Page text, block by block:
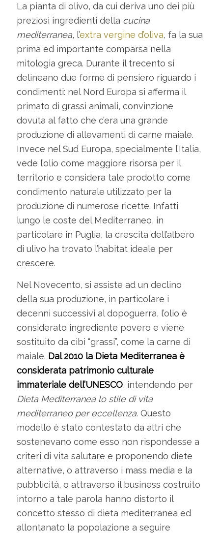
La pianta di olivo, da cui deriva uno dei più
preziosi ingredienti della cucina
mediterranea, l’extra vergine d’oliva, fa la sua
prima ed importante comparsa nella
mitologia greca. Durante il trecento si
delineano due forme di pensiero riguardo i
condimenti: nel Nord Europa si afferma il
primato di grassi animali, convinzione
dovuta al fatto che c’era una grande
produzione di allevamenti di carne maiale.
Invece nel Sud Europa, specialmente l’Italia,
vede l’olio come maggiore risorsa per il
territorio e considera tale prodotto come
condimento naturale utilizzato per la
produzione di numerose ricette. Infatti
lungo le coste del Mediterraneo, in
particolare in Puglia, la crescita dell’albero
di ulivo ha trovato l’habitat ideale per
crescere.
Nel Novecento, si assiste ad un declino
della sua produzione, in particolare i
decenni successivi al dopoguerra, l’olio è
considerato ingrediente povero e viene
sostituito da cibi “grassi”, come la carne di
maiale. Dal 2010 la Dieta Mediterranea è
considerata patrimonio culturale
immateriale dell’UNESCO, intendendo per
Dieta Mediterranea lo stile di vita
mediterraneo per eccellenza. Questo
modello è stato contestato da altri che
sostenevano come esso non rispondesse a
criteri di vita salutare e proponendo diete
alternative, o attraverso i mass media e la
pubblicità, o attraverso il business costruito
intorno a tale parola hanno distorto il
concetto stesso di dieta mediterranea ed
allontanato la popolazione a seguire